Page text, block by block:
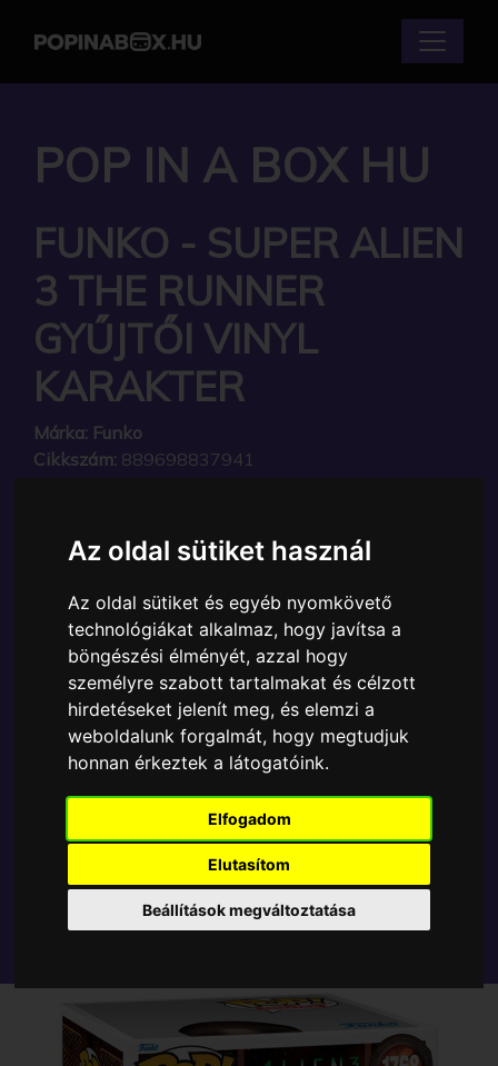
Az oldal sütiket használ
Az oldal sütiket és egyéb nyomkövető
technológiákat alkalmaz, hogy javítsa a
böngészési élményét, azzal hogy
személyre szabott tartalmakat és célzott
hirdetéseket jelenít meg, és elemzi a
weboldalunk forgalmát, hogy megtudjuk
honnan érkeztek a látogatóink.
Elfogadom
Elutasítom
Beállítások megváltoztatása
POP IN A BOX HU
FUNKO - SUPER ALIEN
3 THE RUNNER
GYŰJTŐI VINYL
KARAKTER
Márka: Funko
Cikkszám: 889698837941
A Funko POP - Movies egyik népszerű terméke a
karakter, amely ablakos csomagolásban azaz - POP
In a Box - várja új gazdáját.
TOVÁBB A VÁSÁRLÁSRA
Tetszik? Osszd meg másokkal!